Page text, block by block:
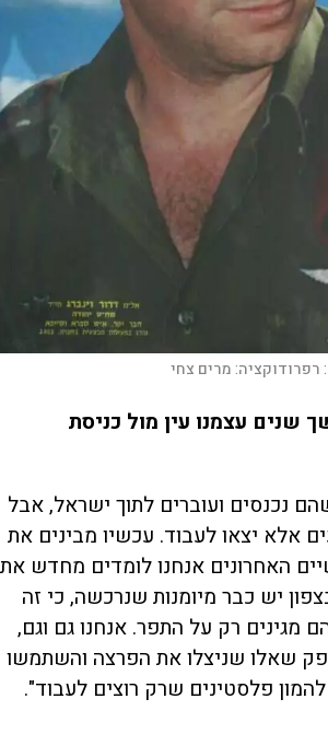
רפרודוקציה: מרים צחי
עצמנו עין מול כניסת
נכנסים ועוברים לתוך ישראל, אבל
אלא יצאו לעבוד. עכשיו מבינים את
האחרונים אנחנו לומדים מחדש את
יש כבר מיומנות שנרכשה, כי זה
מגינים רק על התפר. אנחנו גם וגם,
שאלו שניצלו את הפרצה והשתמשו
פלסטינים שרק רוצים לעבוד".